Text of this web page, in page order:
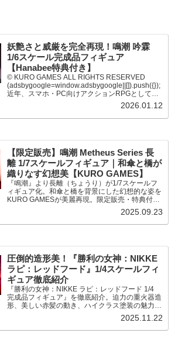
妖艶さと威厳を完全再現！鳴潮 吟霖
1/6スケール完成品フィギュア
【Hanabee特典付き】
© KURO GAMES ALL RIGHTS RESERVED
(adsbygoogle=window.adsbygoogle||[]).push({});
近年、スマホ・PC向けアクションRPGとして注
目を集めている『鳴潮』。その世界観を...2026.01.12
【限定販売】鳴潮 Metheus Series 長
離 1/7スケールフィギュア｜和傘と橋が
織りなす幻想美【KURO GAMES】
『鳴潮』より長離（ちょうり）が1/7スケールフ
ィギュア化。和傘と橋を背景にした幻想的な姿を
KURO GAMESが美麗再現。限定販売・特典付き
2025.09.23
圧倒的造形美！『勝利の女神：NIKKE
ラピ：レッドフード』1/4スケールフィ
ギュア徹底紹介
『勝利の女神：NIKKE ラピ：レッドフード 1/4
完成品フィギュア』を徹底紹介。迫力の重火器造
形、美しい赤髪の動き、ハイクラス塗装の魅力を
2025.11.22